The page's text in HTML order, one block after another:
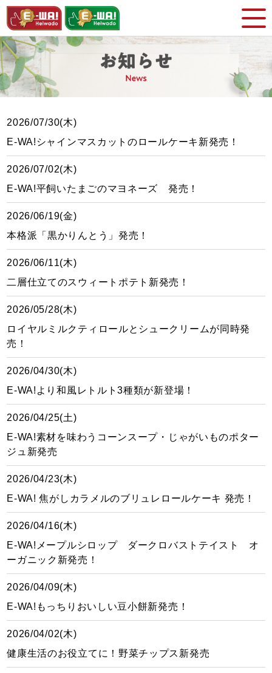
2026/07/30(木)
E-WA!シャインマスカットのロールケーキ新発売！
2026/07/02(木)
E-WA!平飼いたまごのマヨネーズ 発売！
2026/06/19(金)
本格派「黒かりんとう」発売！
2026/06/11(木)
二層仕立てのスウィートポテト新発売！
2026/05/28(木)
ロイヤルミルクティロールとシュークリームが同時発
売！
2026/04/30(木)
E-WA!より和風レトルト3種類が新登場！
2026/04/25(土)
E-WA!素材を味わうコーンスープ・じゃがいものポター
ジュ新発売
2026/04/23(木)
E-WA! 焦がしカラメルのブリュレロールケーキ 発売！
2026/04/16(木)
E-WA!メープルシロップ ダークロバストテイスト オ
ーガニック新発売！
2026/04/09(木)
E-WA!もっちりおいしい豆小餅新発売！
2026/04/02(木)
健康生活のお役立てに！野菜チップス新発売